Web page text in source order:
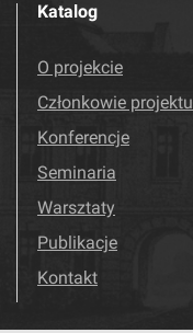
Katalog
O projekcie
Członkowie projektu
Konferencje
Seminaria
Warsztaty
Publikacje
Kontakt